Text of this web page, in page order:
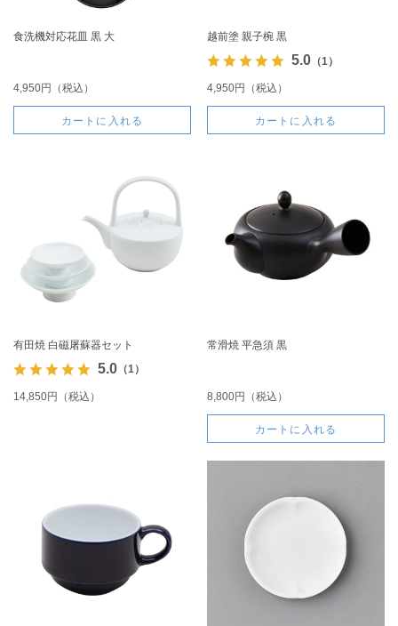
食洗機対応花皿 黒 大
4,950円（税込）
カートに入れる
越前塗 親子椀 黒
5.0（1）
4,950円（税込）
カートに入れる
有田焼 白磁屠蘇器セット
5.0（1）
14,850円（税込）
常滑焼 平急須 黒
8,800円（税込）
カートに入れる